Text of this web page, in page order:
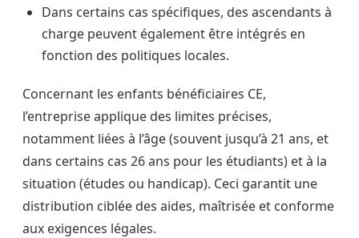
Dans certains cas spécifiques, des ascendants à
charge peuvent également être intégrés en
fonction des politiques locales.
Concernant les enfants bénéficiaires CE,
l’entreprise applique des limites précises,
notamment liées à l’âge (souvent jusqu’à 21 ans, et
dans certains cas 26 ans pour les étudiants) et à la
situation (études ou handicap). Ceci garantit une
distribution ciblée des aides, maîtrisée et conforme
aux exigences légales.